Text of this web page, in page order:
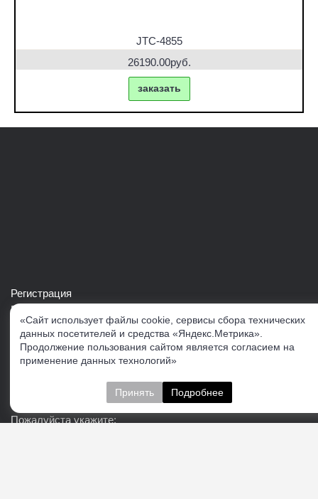
JTC-4855
26190.00руб.
заказать
Регистрация
Войти в свой аккаунт
Скачать каталог продукции VERTUL
Следите за нами
Пожалуйста укажите:
«Сайт использует файлы cookie, сервисы сбора технических
данных посетителей и средства «Яндекс.Метрика».
Продолжение пользования сайтом является согласием на
применение данных технологий»
Принять Подробнее